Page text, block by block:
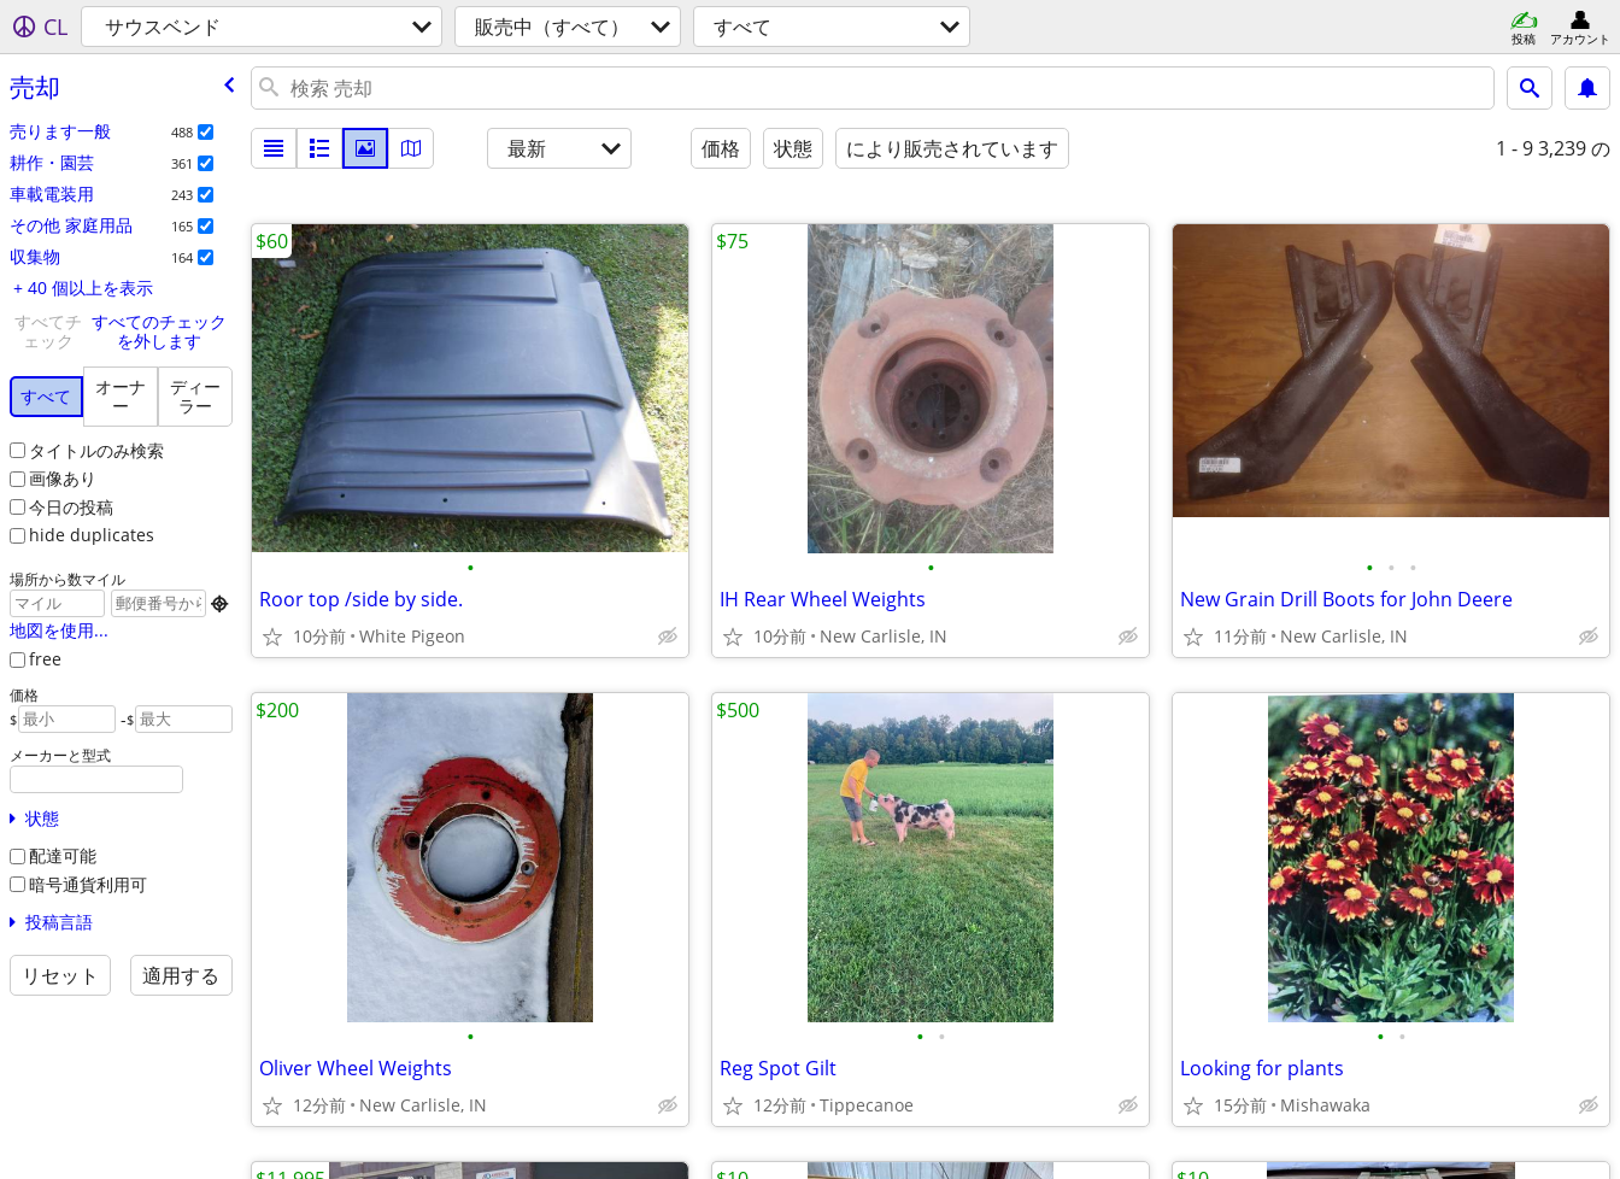
CL サウスベンド 販売中（すべて） すべて 投稿 アカウント
売却
売ります一般 488
耕作・園芸 361
車載電装用 243
その他 家庭用品 165
収集物 164
+ 40 個以上を表示
すべてチ
ェック
すべてのチェック
を外します
すべて
オーナ
ー
ディー
ラー
タイトルのみ検索
画像あり
今日の投稿
hide duplicates
場所から数マイル

地図を使用...
free
価格
$ -$
メーカーと型式
状態
配達可能
暗号通貨利用可
投稿言語
リセット 適用する
最新 価格 状態 により販売されています 1 - 93,239 の
•
Roor top /side by side.
10分前 White Pigeon
$60
•
IH Rear Wheel Weights
10分前 New Carlisle, IN
$75
• • •
New Grain Drill Boots for John Deere
11分前 New Carlisle, IN
•
Oliver Wheel Weights
12分前 New Carlisle, IN
$200
• •
Reg Spot Gilt
12分前 Tippecanoe
$500
• •
Looking for plants
15分前 Mishawaka